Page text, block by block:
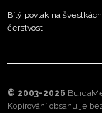
Bílý povlak na
čerstvost
© 2003-2026
Kopírování obsahu je